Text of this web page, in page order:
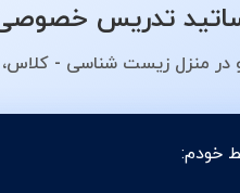
تدریس
منزل زیست شناسی - کلاس،
خودم: